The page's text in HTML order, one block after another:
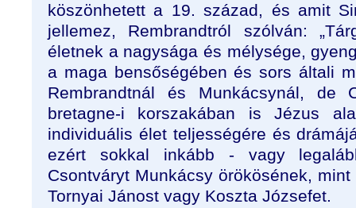
köszönhetett a 19. század, és amit
jellemez, Rembrandtról szólván:
életnek a nagysága és mélysége,
a maga bensőségében és sors általi
Rembrandtnál és Munkácsynál, de
bretagne-i korszakában is Jézus
individuális élet teljességére és
ezért sokkal inkább - vagy
Csontváryt Munkácsy örökösének,
Tornyai Jánost vagy Koszta Józsefet.